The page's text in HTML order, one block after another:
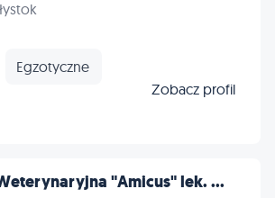
Egzotyczne
Zobacz profil
"Amicus" lek. ...